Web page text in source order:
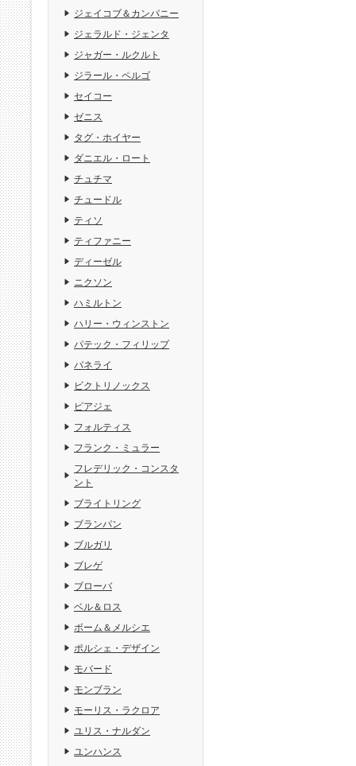
ジェイコブ＆カンパニー
ジェラルド・ジェンタ
ジャガー・ルクルト
ジラール・ペルゴ
セイコー
ゼニス
タグ・ホイヤー
ダニエル・ロート
チュチマ
チュードル
ティソ
ティファニー
ディーゼル
ニクソン
ハミルトン
ハリー・ウィンストン
パテック・フィリップ
パネライ
ビクトリノックス
ピアジェ
フォルティス
フランク・ミュラー
フレデリック・コンスタ
ント
ブライトリング
ブランパン
ブルガリ
ブレゲ
ブローバ
ベル＆ロス
ボーム＆メルシエ
ポルシェ・デザイン
モバード
モンブラン
モーリス・ラクロア
ユリス・ナルダン
ユンハンス